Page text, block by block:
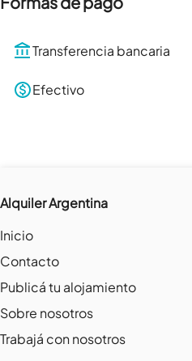
Transferencia bancaria
Efectivo
Alquiler Argentina
Inicio
Contacto
Publicá tu alojamiento
Sobre nosotros
Trabajá con nosotros